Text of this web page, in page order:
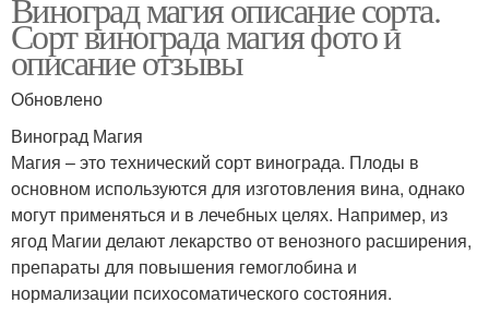
Сорт винограда магия фото и
описание отзывы
Обновлено
Виноград Магия
Магия – это технический сорт винограда. Плоды в
основном используются для изготовления вина, однако
могут применяться и в лечебных целях. Например, из
ягод Магии делают лекарство от венозного расширения,
препараты для повышения гемоглобина и
нормализации психосоматического состояния.